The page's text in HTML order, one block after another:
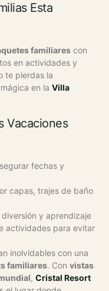
Esta
familiares con
en actividades y
te pierdas la
en la Villa
Vacaciones
fechas y
capas, trajes de baño
y aprendizaje
actividades para evitar
inolvidables con una
familiares. Con vistas
, Cristal Resort